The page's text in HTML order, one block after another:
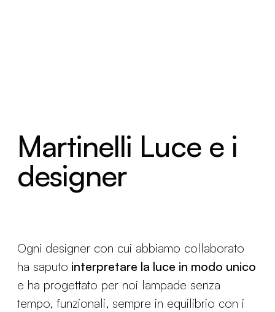
Martinelli Luce e i
designer
Ogni designer con cui abbiamo collaborato
ha saputo interpretare la luce in modo unico
e ha progettato per noi lampade senza
tempo, funzionali, sempre in equilibrio con i